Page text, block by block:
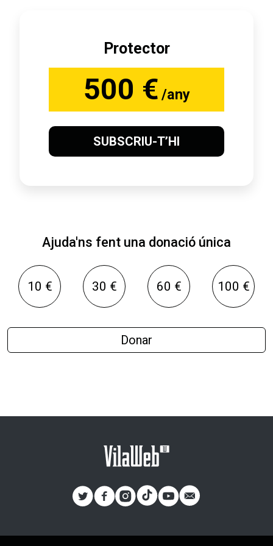
Protector
500 € /any
SUBSCRIU-T’HI
Ajuda'ns fent una donació única
10 € 30 € 60 € 100 €
Donar